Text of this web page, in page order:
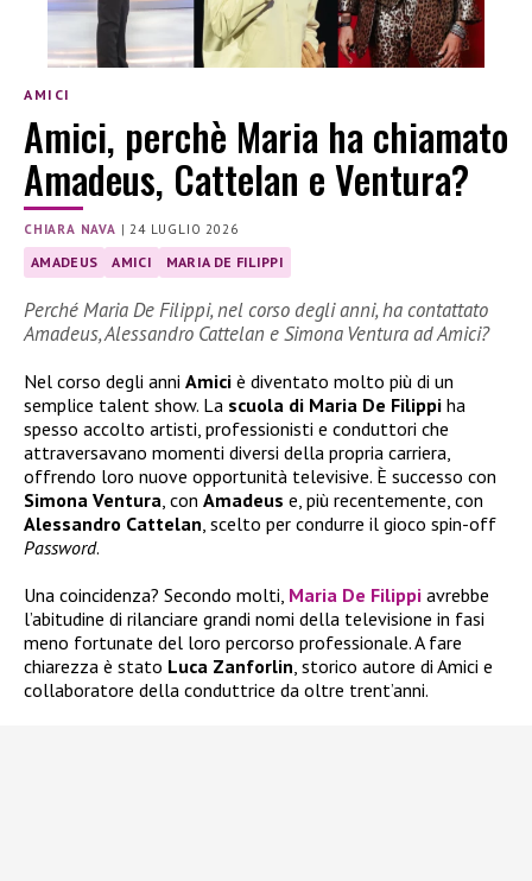
AMICI
Amici, perchè Maria ha chiamato
Amadeus, Cattelan e Ventura?
CHIARA NAVA |24 LUGLIO 2026
AMADEUS AMICI MARIA DE FILIPPI
Perché Maria De Filippi, nel corso degli anni, ha contattato
Amadeus, Alessandro Cattelan e Simona Ventura ad Amici?
Nel corso degli anni Amici è diventato molto più di un
semplice talent show. La scuola di Maria De Filippi ha
spesso accolto artisti, professionisti e conduttori che
attraversavano momenti diversi della propria carriera,
offrendo loro nuove opportunità televisive. È successo con
Simona Ventura , con Amadeus e, più recentemente, con
Alessandro Cattelan , scelto per condurre il gioco spin-off
Password.
Una coincidenza? Secondo molti, Maria De Filippi avrebbe
l’abitudine di rilanciare grandi nomi della televisione in fasi
meno fortunate del loro percorso professionale. A fare
chiarezza è stato Luca Zanforlin , storico autore di Amici e
collaboratore della conduttrice da oltre trent’anni.